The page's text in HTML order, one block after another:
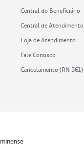
Central do Beneficiário
Central de Atendimento
Loja de Atendimento
Fale Conosco
Cancelamento (RN 561)